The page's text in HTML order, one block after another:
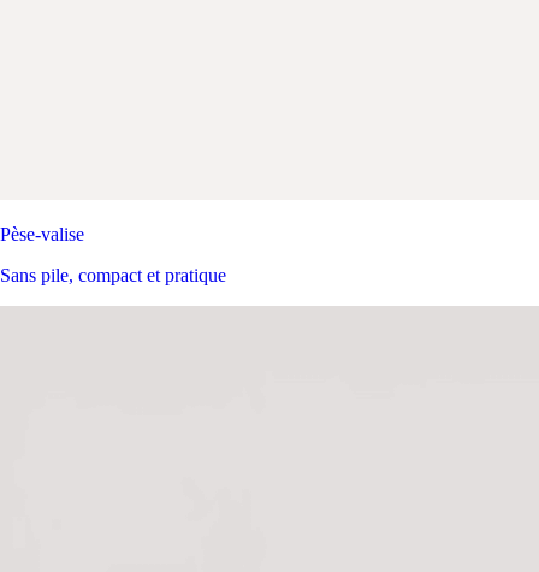
Pèse-valise
Sans pile, compact et pratique